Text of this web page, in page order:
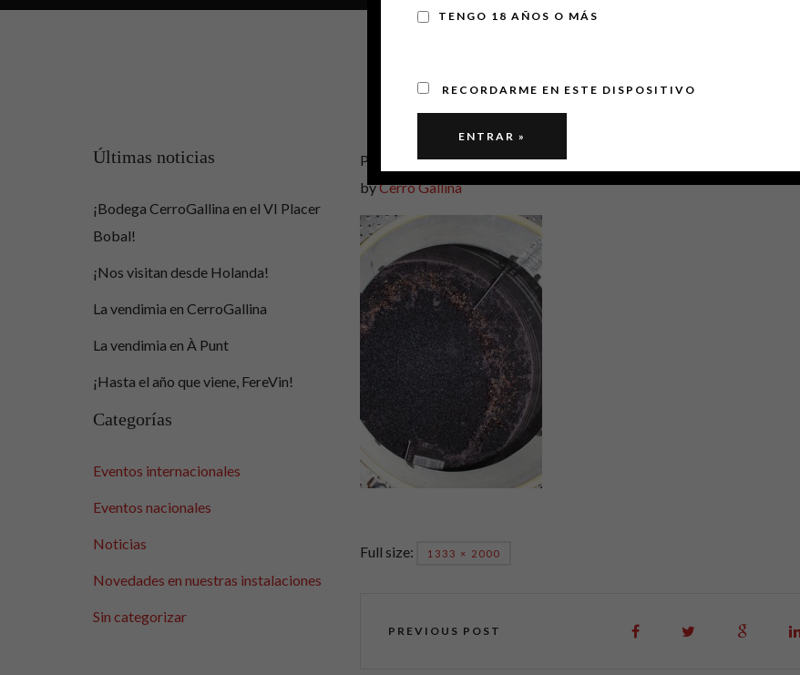
Posted on 8 noviembre, 2018
byCerro Gallina
Full size: 1333 × 2000
PREVIOUS POST
Últimas noticias
¡Bodega CerroGallina en el VI Placer
Bobal!
¡Nos visitan desde Holanda!
La vendimia en CerroGallina
La vendimia en À Punt
¡Hasta el año que viene, FereVin!
Categorías
Eventos internacionales
Eventos nacionales
Noticias
Novedades en nuestras instalaciones
Sin categorizar
TENGO 18 AÑOS O MÁS
RECORDARME EN ESTE DISPOSITIVO